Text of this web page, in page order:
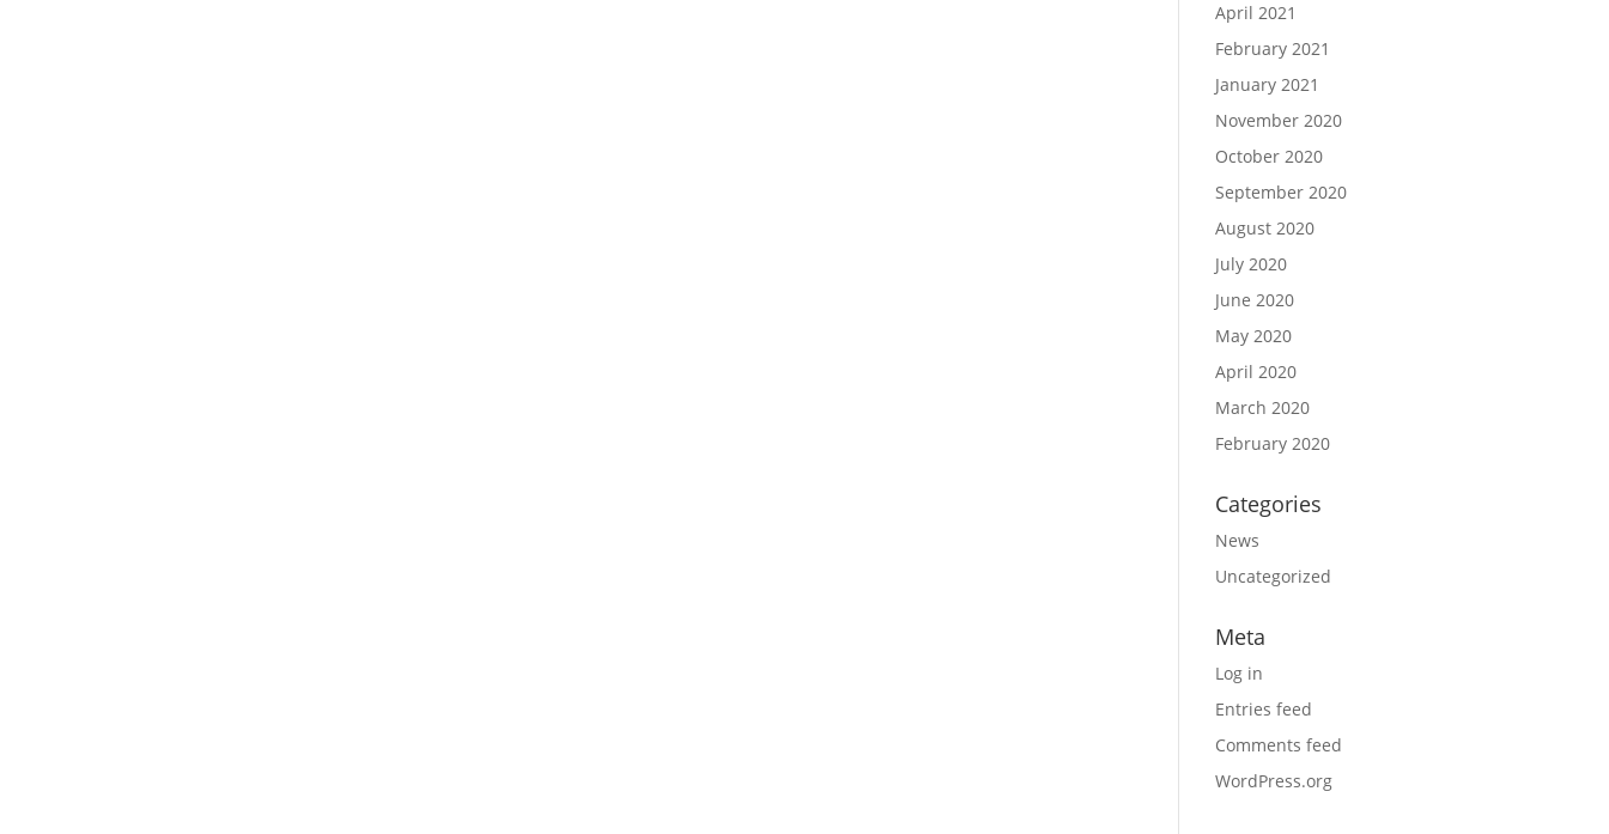
April 2021
February 2021
January 2021
November 2020
October 2020
September 2020
August 2020
July 2020
June 2020
May 2020
April 2020
March 2020
February 2020
Categories
News
Uncategorized
Meta
Log in
Entries feed
Comments feed
WordPress.org